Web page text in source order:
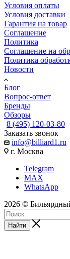
Условия оплаты
Условия доставки
Гарантия на товар
Соглашение
Политика
Соглашение на
Политика
Новости
Блог
Вопрос-ответ
Бренды
Обзоры
8 (495) 120-03-80
Заказать звонок
info@billiard1.ru
г. Москва
Telegram
MAX
WhatsApp
2026 ©
Найти